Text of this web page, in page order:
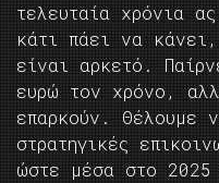
τελευταία χρόνια
κάτι πάει να
είναι αρκετό.
ευρώ τον χρόνο,
επαρκούν. Θέλουμε
στρατηγικές
ώστε μέσα στο